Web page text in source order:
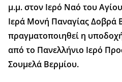
μ.μ. στον Ιερό Ναό του
Ιερά Μονή Παναγίας Δοβρά
πραγματοποιηθεί η
από το Πανελλήνιο Ιερό
Σουμελά Βερμίου.